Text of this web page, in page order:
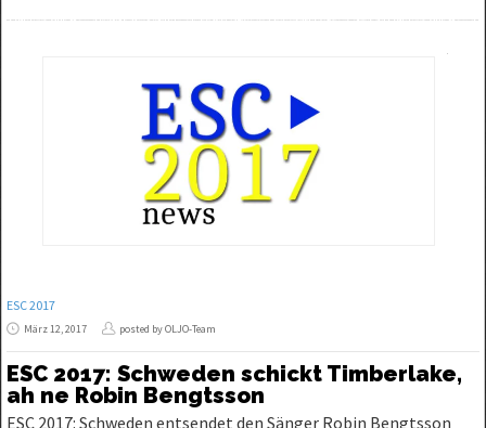
ESC 2017
März 12, 2017 posted by OLJO-Team
ESC 2017: Schweden schickt Timberlake,
ah ne Robin Bengtsson
ESC 2017: Schweden entsendet den Sänger Robin Bengtsson